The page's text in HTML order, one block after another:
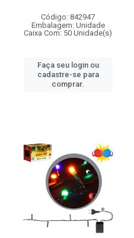
Código: 842947
Embalagem: Unidade
Caixa Com: 50 Unidade(s)
Faça seu login ou
cadastre-se para
comprar.